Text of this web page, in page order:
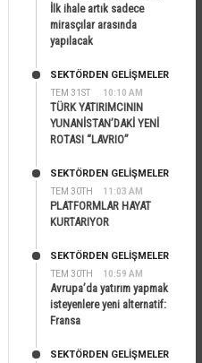
İlk ihale artık sadece
mirasçılar arasında
yapılacak
TEM 31ST 10:10 AM
SEKTÖRDEN GELIŞMELER
TÜRK YATIRIMCININ
YUNANİSTAN’DAKİ YENİ
ROTASI “LAVRIO”
TEM 30TH 11:03 AM
SEKTÖRDEN GELIŞMELER
PLATFORMLAR HAYAT
KURTARIYOR
TEM 30TH 10:59 AM
SEKTÖRDEN GELIŞMELER
Avrupa’da yatırım yapmak
isteyenlere yeni alternatif:
Fransa
SEKTÖRDEN GELIŞMELER